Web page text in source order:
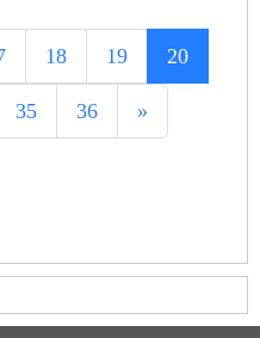
18 19 20
35 36 »